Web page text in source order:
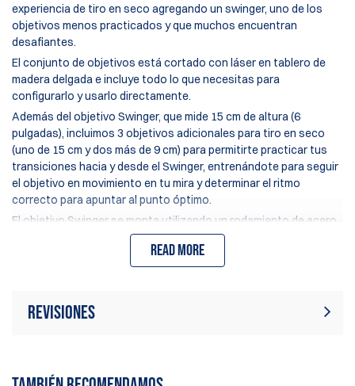
experiencia de tiro en seco agregando un swinger, uno de los
objetivos menos practicados y que muchos encuentran
desafiantes.
El conjunto de objetivos está cortado con láser en tablero de
madera delgada e incluye todo lo que necesitas para
configurarlo y usarlo directamente.
Además del objetivo Swinger, que mide 15 cm de altura (6
pulgadas), incluimos 3 objetivos adicionales para tiro en seco
(uno de 15 cm y dos más de 9 cm) para permitirte practicar tus
transiciones hacia y desde el Swinger, entrenándote para seguir
el objetivo en movimiento en tu mira y determinar el ritmo
correcto para apuntar al punto óptimo.
El objetivo Swinger se monta utilizando un rodamiento de acero
de calidad para garantizar que el objetivo oscile suavemente y se
exponga varias veces antes de desacelerarse. Varios puntos de
montaje de peso en el brazo del Swinger permiten ajustar el
La escala del objetivo lo hace perfecto para practicar desde una
de tu hogar!
Read more
Revisiones
productos. Sé el primero en escribir